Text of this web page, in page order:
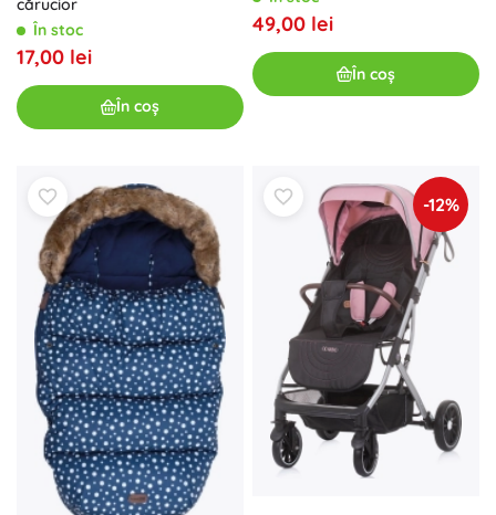
cărucior
În stoc
17,00 lei
În coș
49,00 lei
În coș
-12%